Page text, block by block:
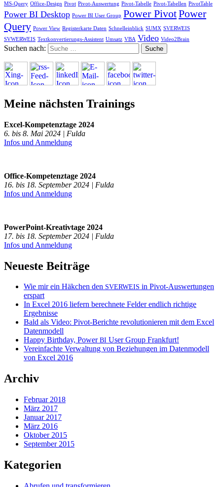
MS-Query Office-Design Pivot Pivot-Auswertung Pivot-Tabelle Pivot-Tabellen PivotTable
Power BI Desktop Power BI User Group Power PivotPower
Query Power View Registerkarte Daten Schnelleinblick SUMX SVERWEIS
SVWERWEIS Textkonvertierungs-Assistent Umsatz VBA Video Video2Brain
Suchen nach:
Meine nächsten Trainings
Excel-Kompetenztage 2024
6. bis 8. Mai 2024 | Fulda
Infos und Anmeldung
Office-Kompetenztage 2024
16. bis 18. September 2024 | Fulda
Infos und Anmeldung
PowerPoint-Kreativtage 2024
17. bis 18. September 2024 | Fulda
Infos und Anmeldung
Neueste Beiträge
Wie mir ein Häkchen den SVERWEIS in Pivot-Auswertungen
erspart
In Excel 2016 liefern berechnete Felder endlich richtige
Ergebnisse
Bald als Video: Pivot-Berichte revolutionieren mit dem Excel
Datenmodell
Happy Birthday, PowerBI User Group Frankfurt!
Vereinfachte Verwaltung von Beziehungen im Datenmodell
von Excel 2016
Archiv
Februar 2018
März 2017
Januar 2017
März 2016
Oktober 2015
September 2015
Kategorien